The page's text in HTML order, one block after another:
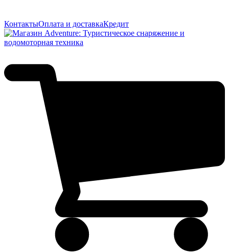
КонтактыОплата и доставкаКредит